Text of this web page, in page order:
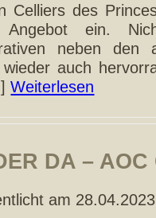
Celliers des
Angebot ein.
neben den
auch
Weiterlesen
DA –
am 28.04.2023